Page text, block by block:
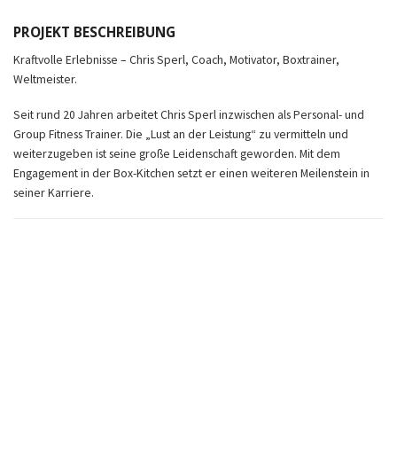
PROJEKT BESCHREIBUNG
Kraftvolle Erlebnisse – Chris Sperl, Coach, Motivator, Boxtrainer,
Weltmeister.
Seit rund 20 Jahren arbeitet Chris Sperl inzwischen als Personal- und
Group Fitness Trainer. Die „Lust an der Leistung“ zu vermitteln und
weiterzugeben ist seine große Leidenschaft geworden. Mit dem
Engagement in der Box-Kitchen setzt er einen weiteren Meilenstein in
seiner Karriere.